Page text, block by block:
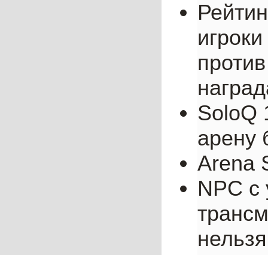
SoloQ
арену
Arena
NPC